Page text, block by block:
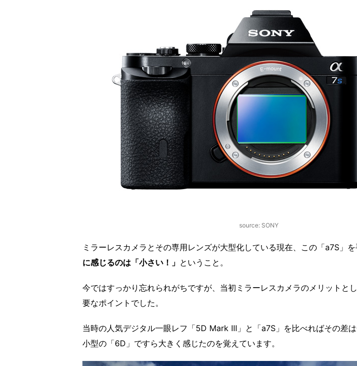
source: SONY
ミラーレスカメラとその専用レンズが大型化している現在、この「a7S」
に感じるのは「小さい！」 ということ。
今ではすっかり忘れられがちですが、当初ミラーレスカメラのメリットと
要なポイントでした。
当時の人気デジタル一眼レフ「5D Mark III」と「a7S」を比べればその差
小型の「6D」ですら大きく感じたのを覚えています。